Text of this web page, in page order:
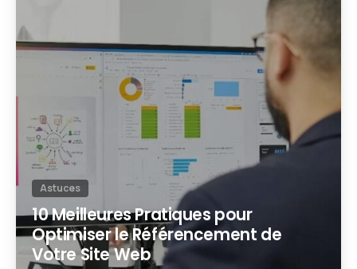
Astuces
10 Meilleures Pratiques pour
Optimiser le Référencement de
Votre Site Web